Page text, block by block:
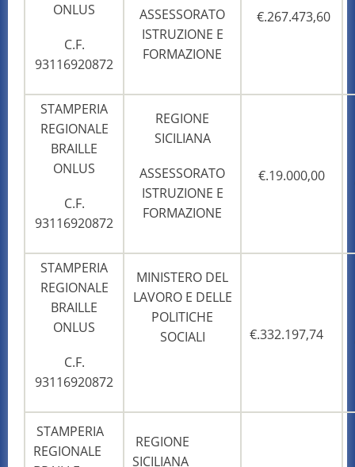
ONLUS
C.F.
93116920872
ASSESSORATO
ISTRUZIONE E
FORMAZIONE
€.267.473,60
STAMPERIA
REGIONALE
BRAILLE
ONLUS
C.F.
93116920872
REGIONE
SICILIANA
ASSESSORATO
ISTRUZIONE E
FORMAZIONE
€.19.000,00
STAMPERIA
REGIONALE
BRAILLE
ONLUS
C.F.
93116920872
MINISTERO DEL
LAVORO E DELLE
POLITICHE
SOCIALI
€.332.197,74
STAMPERIA
REGIONALE
REGIONE
SICILIANA